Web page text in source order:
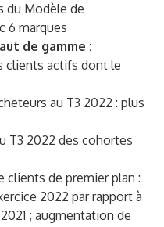
du Modèle de
6 marques
de gamme :
clients actifs dont le
au T3 2022 : plus
T3 2022 des cohortes
clients de premier plan :
2022 par rapport à
; augmentation de